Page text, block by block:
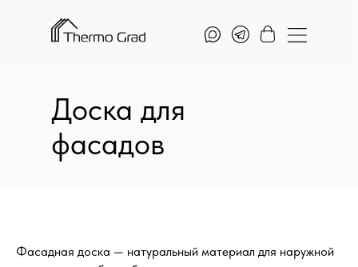
Доска для
фасадов
Фасадная доска — натуральный материал для наружной